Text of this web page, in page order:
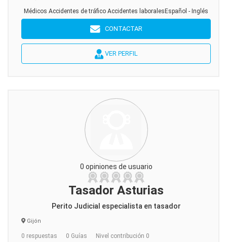
Médicos Accidentes de tráfico Accidentes laboralesEspañol - Inglés
CONTACTAR
VER PERFIL
0 opiniones de usuario
Tasador Asturias
Perito Judicial especialista en tasador
Gijón
0 respuestas 0 Guías Nivel contribución 0